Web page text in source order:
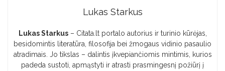
Lukas Starkus
Lukas Starkus– Citata.lt portalo autorius ir turinio kūrėjas,
besidomintis literatūra, filosofija bei žmogaus vidinio pasaulio
atradimais. Jo tikslas – dalintis įkvepiančiomis mintimis, kurios
padeda sustoti, apmąstyti ir atrasti prasmingesnį požiūrį į